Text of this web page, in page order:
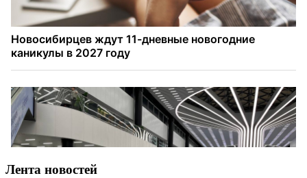
Лента новостей